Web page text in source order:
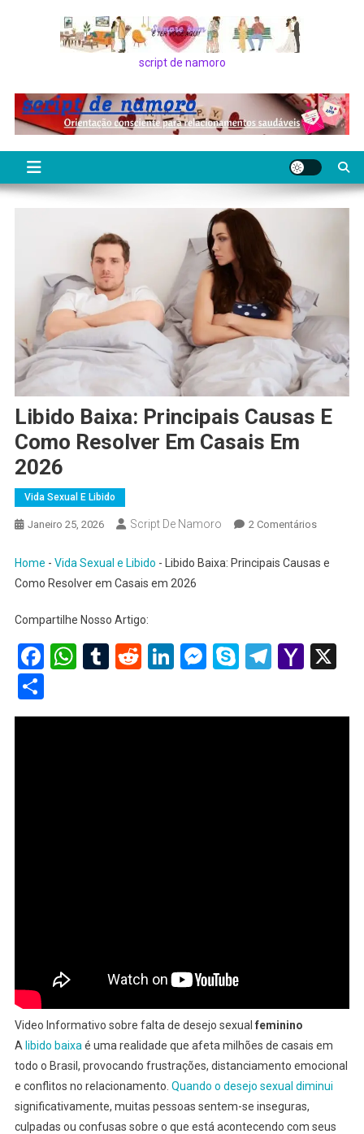
script de namoro
Libido Baixa: Principais Causas E
Como Resolver Em Casais Em
2026
Vida Sexual E Libido
Janeiro 25, 2026 Script De Namoro 2 ComentáriosEm
Baixa:
Resolver
Em
Home - Vida Sexual e Libido -
Libido Baixa: Principais Causas e
Como Resolver em Casais em 2026
Compartilhe Nosso Artigo:
Facebook
WhatsApp
Tumblr
RedditLinkedIn
Messenger
Skype
X
Share
Video Informativo sobre falta de desejo sexual feminino
A libido baixa é uma realidade que afeta milhões de casais em
todo o Brasil, provocando frustrações, distanciamento emocional
e conflitos no relacionamento. Quando o desejo sexual diminui
significativamente, muitas pessoas sentem-se inseguras,
culpadas ou confusas sobre o que está acontecendo com seus